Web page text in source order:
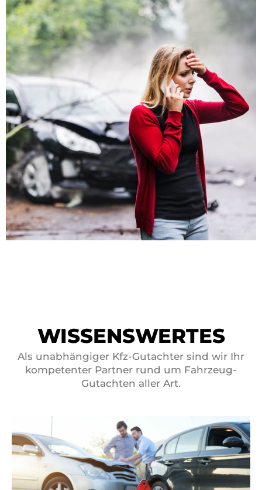
WISSENSWERTES
Als unabhängiger Kfz-Gutachter sind wir Ihr
kompetenter Partner rund um Fahrzeug-
Gutachten aller Art.